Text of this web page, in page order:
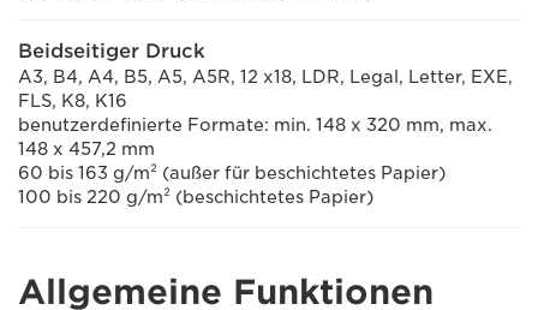
Beidseitiger Druck
A3, B4, A4, B5, A5, A5R, 12 x18, LDR, Legal, Letter, EXE,
FLS, K8, K16
benutzerdefinierte Formate: min. 148 x 320 mm, max.
148 x 457,2 mm
60 bis 163 g/m² (außer für beschichtetes Papier)
100 bis 220 g/m² (beschichtetes Papier)
Allgemeine Funktionen